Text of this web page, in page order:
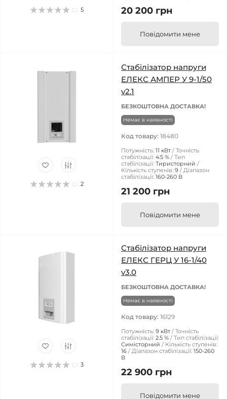
5 20 200 грн
Повідомити мене
2
Стабілізатор напруги
ЕЛЕКС АМПЕР У 9-1/50
v2.1
БЕЗКОШТОВНА ДОСТАВКА!
Немає в наявності
Код товару: 18480
Потужність: 11 кВт
Точність
стабілізації: 4.5 %
Тип
стабілізації: Тиристорний
Кількість ступенів: 9
Діапазон
стабілізації: 160-260 В
21 200 грн
Повідомити мене
3
Стабілізатор напруги
ЕЛЕКС ГЕРЦ У 16-1/40
v3.0
БЕЗКОШТОВНА ДОСТАВКА!
Немає в наявності
Код товару: 16129
Потужність: 9 кВт
Точність
стабілізації: 2.5 %
Тип стабілізації:
Симісторний
Кількість ступенів:
16
Діапазон стабілізації: 150-260
В
22 900 грн
Повідомити мене